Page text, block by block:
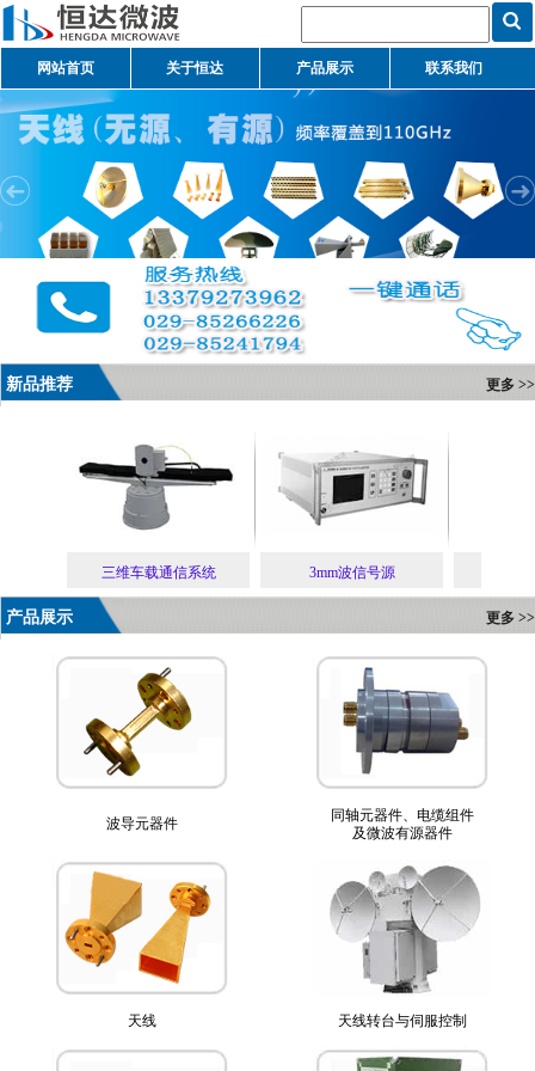
网站首页 关于恒达 产品展示 联系我们
新品推荐 更多 >>
三维车载通信系统 3mm波信号源
产品展示 更多 >>
波导元器件
同轴元器件、电缆组件
及微波有源器件
天线 天线转台与伺服控制